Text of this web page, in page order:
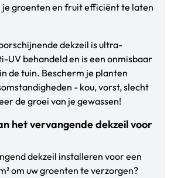
je groenten en fruit efficiënt te laten
dekzeil is ultra-
UV behandeld en is een onmisbaar
de tuin. Bescherm je planten
- kou, vorst, slecht
de groei van je gewassen!
het vervangende dekzeil voor
dekzeil installeren voor een
om uw groenten te verzorgen?